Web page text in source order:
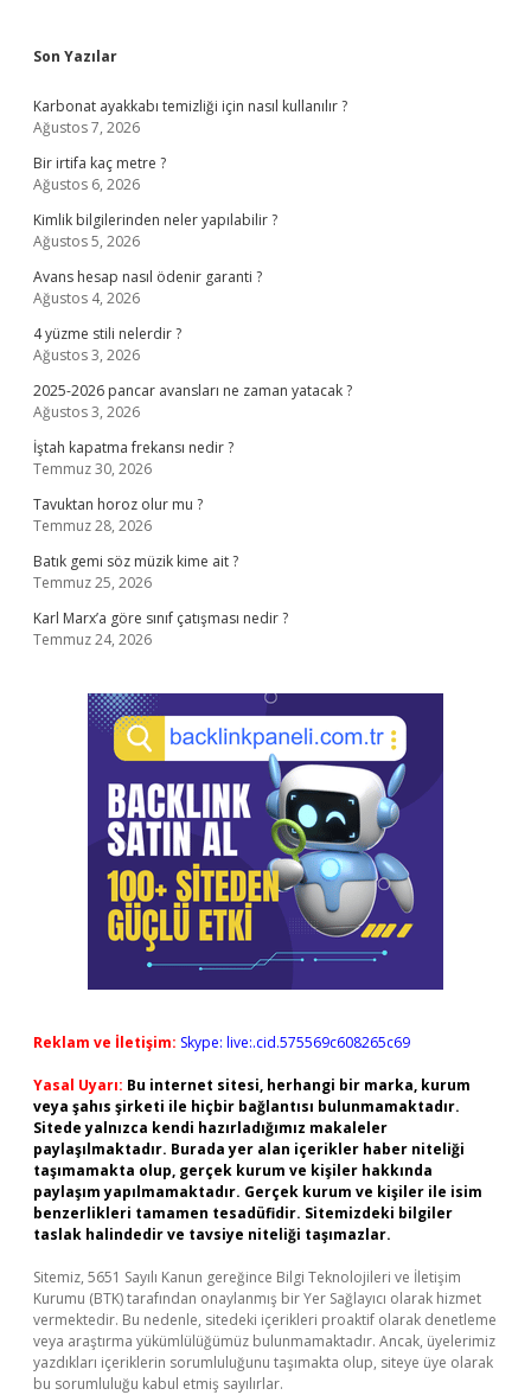
Sidebar
Son Yazılar
Karbonat ayakkabı temizliği için nasıl kullanılır ?
Ağustos 7, 2026
Bir irtifa kaç metre ?
Ağustos 6, 2026
Kimlik bilgilerinden neler yapılabilir ?
Ağustos 5, 2026
Avans hesap nasıl ödenir garanti ?
Ağustos 4, 2026
4 yüzme stili nelerdir ?
Ağustos 3, 2026
2025-2026 pancar avansları ne zaman yatacak ?
Ağustos 3, 2026
İştah kapatma frekansı nedir ?
Temmuz 30, 2026
Tavuktan horoz olur mu ?
Temmuz 28, 2026
Batık gemi söz müzik kime ait ?
Temmuz 25, 2026
Karl Marx’a göre sınıf çatışması nedir ?
Temmuz 24, 2026
Reklam ve İletişim: Skype: live:.cid.575569c608265c69
Yasal Uyarı: Bu internet sitesi, herhangi bir marka, kurum
veya şahıs şirketi ile hiçbir bağlantısı bulunmamaktadır.
Sitede yalnızca kendi hazırladığımız makaleler
paylaşılmaktadır. Burada yer alan içerikler haber niteliği
taşımamakta olup, gerçek kurum ve kişiler hakkında
paylaşım yapılmamaktadır. Gerçek kurum ve kişiler ile isim
benzerlikleri tamamen tesadüfidir. Sitemizdeki bilgiler
taslak halindedir ve tavsiye niteliği taşımazlar.
Sitemiz, 5651 Sayılı Kanun gereğince Bilgi Teknolojileri ve İletişim
Kurumu (BTK) tarafından onaylanmış bir Yer Sağlayıcı olarak hizmet
vermektedir. Bu nedenle, sitedeki içerikleri proaktif olarak denetleme
veya araştırma yükümlülüğümüz bulunmamaktadır. Ancak, üyelerimiz
yazdıkları içeriklerin sorumluluğunu taşımakta olup, siteye üye olarak
bu sorumluluğu kabul etmiş sayılırlar.